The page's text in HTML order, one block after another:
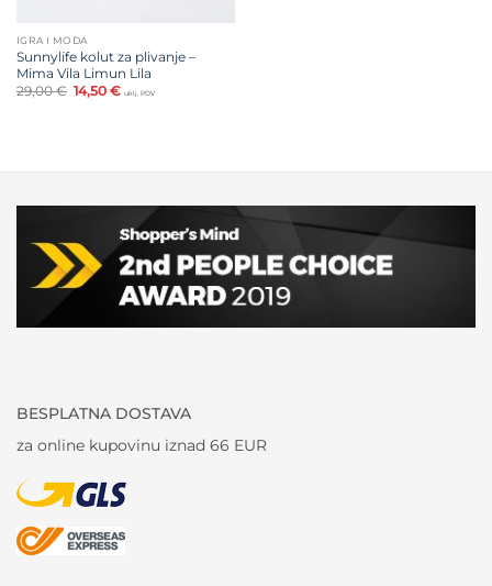
IGRA I MODA
Sunnylife kolut za plivanje –
Mima Vila Limun Lila
29,00€ Izvorna
cijena
14,50€Trenutna
uklj. PDV
BESPLATNA DOSTAVA
za online kupovinu iznad 66 EUR